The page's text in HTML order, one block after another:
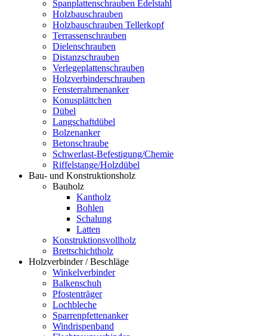
Spanplattenschrauben Edelstahl
Holzbauschrauben
Holzbauschrauben Tellerkopf
Terrassenschrauben
Dielenschrauben
Distanzschrauben
Verlegeplattenschrauben
Holzverbinderschrauben
Fensterrahmenanker
Konusplättchen
Dübel
Langschaftdübel
Bolzenanker
Betonschraube
Schwerlast-Befestigung/Chemie
Riffelstange/Holzdübel
Bau- und Konstruktionsholz
Bauholz
Kantholz
Bohlen
Schalung
Latten
Konstruktionsvollholz
Brettschichtholz
Holzverbinder / Beschläge
Winkelverbinder
Balkenschuh
Pfostenträger
Lochbleche
Sparrenpfettenanker
Windrispenband